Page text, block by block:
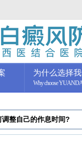
为什么选择
Why choose
调整自己的作息时间?